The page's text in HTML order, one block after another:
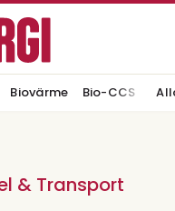
Biovärme Bio-CCS
& Transport